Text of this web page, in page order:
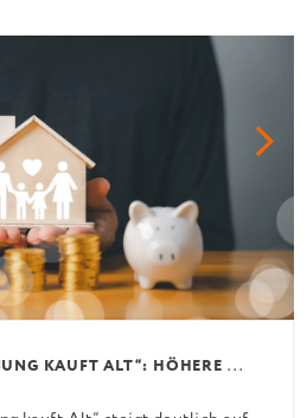
K
FW-FÖRDERUNG „JUNG KAUFT ALT“: HÖHERE KREDITE AB AUGUST 2026